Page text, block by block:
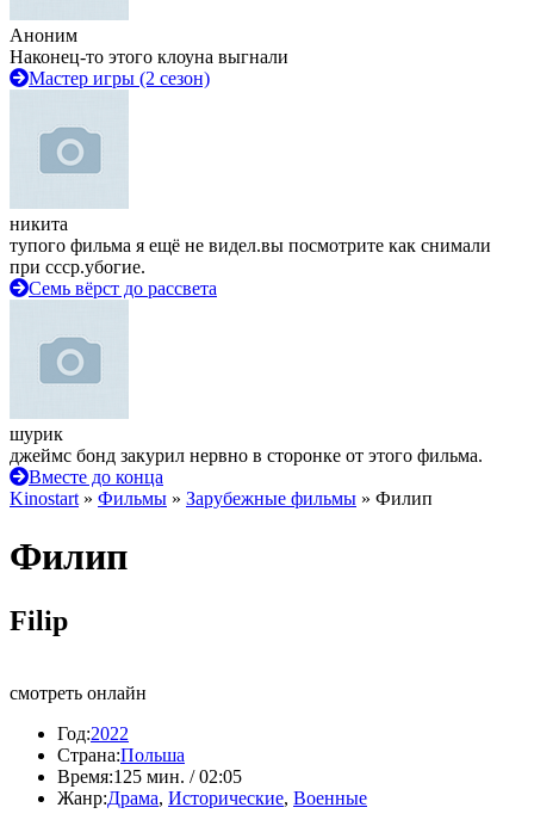
Аноним
Наконец-то этого клоуна выгнали
Мастер игры (2 сезон)
никита
тупого фильма я ещё не видел.вы посмотрите как снимали
при ссср.убогие.
Семь вёрст до рассвета
шурик
джеймс бонд закурил нервно в сторонке от этого фильма.
Вместе до конца
Kinostart » Фильмы » Зарубежные фильмы » Филип
Филип
Filip
смотреть онлайн
Год:2022
Страна:Польша
Время:125 мин. / 02:05
Жанр:Драма, Исторические, Военные